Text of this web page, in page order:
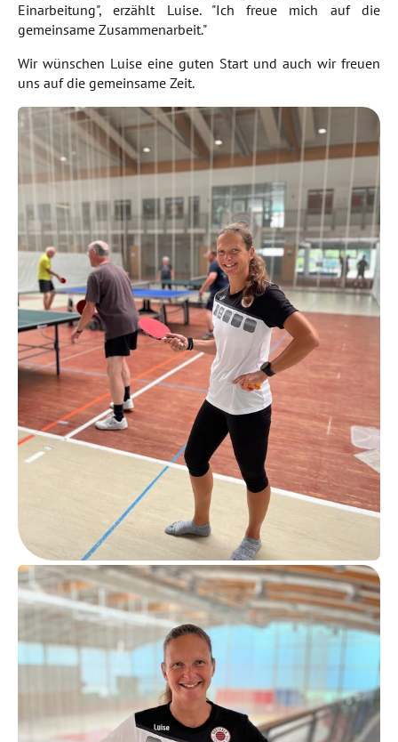
Einarbeitung", erzählt Luise. "Ich freue mich auf die
gemeinsame Zusammenarbeit."
Wir wünschen Luise eine guten Start und auch wir freuen
uns auf die gemeinsame Zeit.